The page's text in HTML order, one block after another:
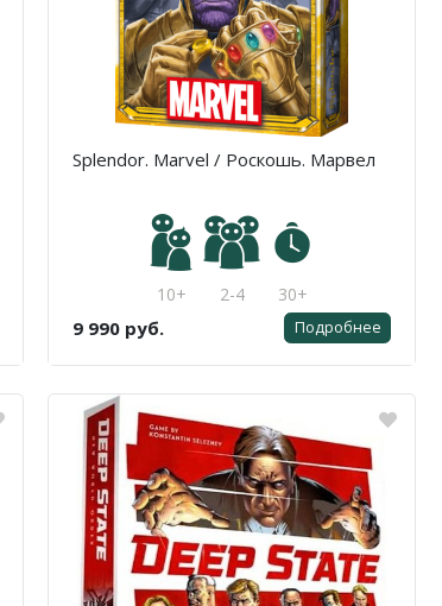
Splendor. Marvel / Роскошь. Марвел
10+ 2-4 30+
9 990 руб. Подробнее